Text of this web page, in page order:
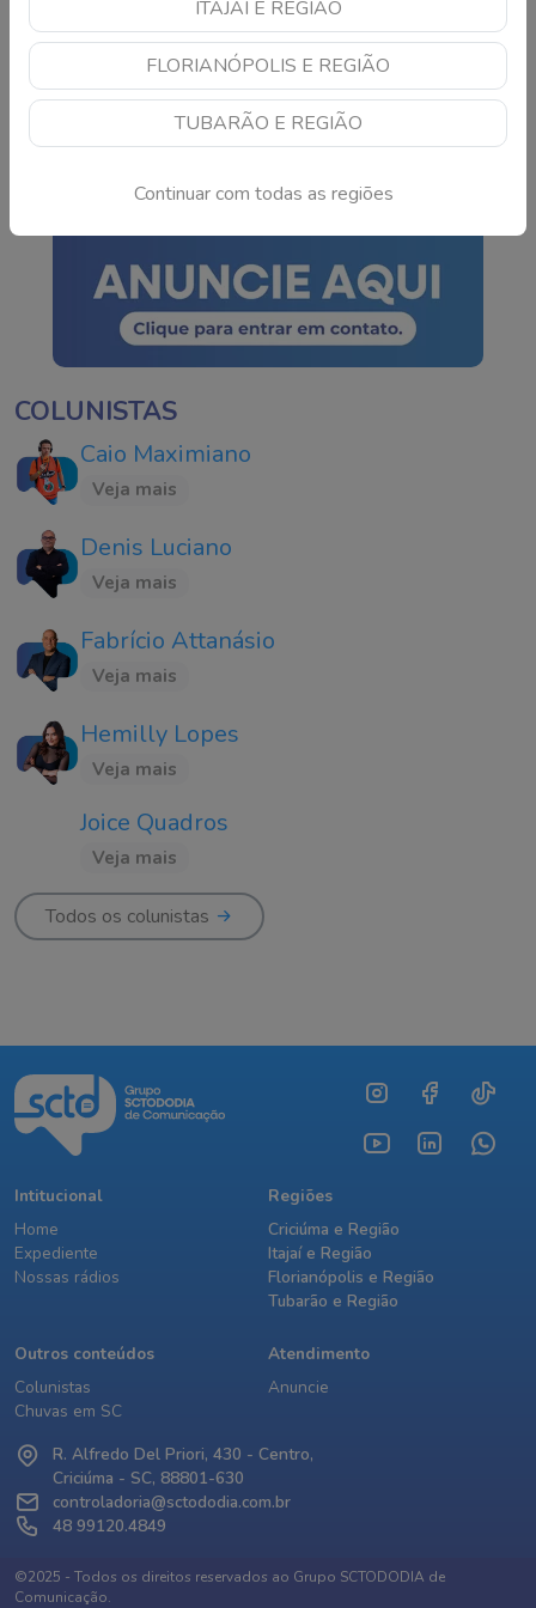
ITAJAÍ E REGIÃO
FLORIANÓPOLIS E REGIÃO
TUBARÃO E REGIÃO
Continuar com todas as regiões
Motociclista morre após
acidente grave na BR-
101 em São José
Continue lendo
COLUNISTAS
Caio Maximiano
Veja mais
Denis Luciano
Veja mais
Fabrício Attanásio
Veja mais
Hemilly Lopes
Veja mais
Joice Quadros
Veja mais
Todos os colunistas
Intitucional
Home
Expediente
Nossas rádios
Regiões
Criciúma e Região
Itajaí e Região
Florianópolis e Região
Tubarão e Região
Outros conteúdos
Colunistas
Chuvas em SC
Atendimento
Anuncie
R. Alfredo Del Priori, 430 - Centro,
Criciúma - SC, 88801-630
controladoria@sctododia.com.br
48 99120.4849
©2025 - Todos os direitos reservados ao Grupo SCTODODIA de
Comunicação.